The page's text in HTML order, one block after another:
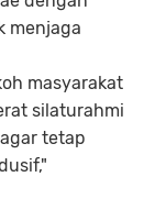
menjaga
masyarakat
silaturahmi
tetap